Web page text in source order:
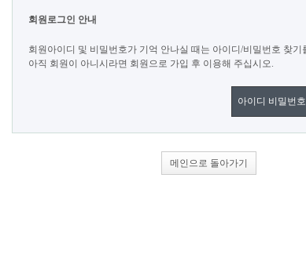
회원로그인 안내
회원아이디 및 비밀번호가 기억 안나실 때는 아이디/비밀번호 찾기
아직 회원이 아니시라면 회원으로 가입 후 이용해 주십시오.
아이디 비밀번호
메인으로 돌아가기